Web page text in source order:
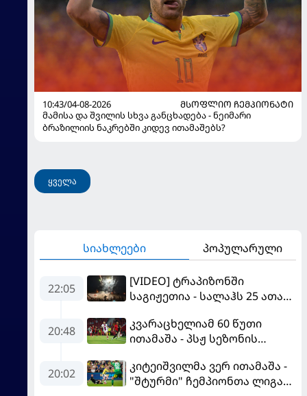
10:43/04-08-2026
ᲛᲡᲝᲤᲚᲘᲝ ᲩᲔᲛᲞᲘᲝᲜᲐᲢᲘ
მამისა და შვილის სხვა განცხადება - ნეიმარი
ბრაზილიის ნაკრებში კიდევ ითამაშებს?
ყველა
სიახლეები პოპულარული
22:05
[VIDEO] ტრაპიზონში
საგიჟეთია - სალაჰს 25 ათასი
20:48
კვარაცხელიამ 60 წუთი
ითამაშა - პსჟ სეზონის
"მალიორკასთან"
დამარცხდა
20:02
კიტეიშვილმა ვერ ითამაშა -
"შტურმი" ჩემპიონთა ლიგაზე